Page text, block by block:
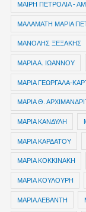
ΜΑΙΡΗ ΠΕΤΡΟΛΙΑ -
ΜΑΛΑΜΑΤΗ ΜΑΡΙΑ
ΜΑΝΟΛΗΣ ΞΕΞΑΚΗΣ
ΜΑΡΙΑ Α. ΙΩΑΝΝΟΥ
ΜΑΡΙΑ ΓΕΩΡΓΑΛΑ-
ΜΑΡΙΑ Θ.
ΜΑΡΙΑ ΚΑΝΔΥΛΗ
ΜΑΡΙΑ ΚΑΡΔΑΤΟΥ
ΜΑΡΙΑ ΚΟΚΚΙΝΑΚΗ
ΜΑΡΙΑ ΚΟΥΛΟΥΡΗ
ΜΑΡΙΑ ΛΕΒΑΝΤΗ